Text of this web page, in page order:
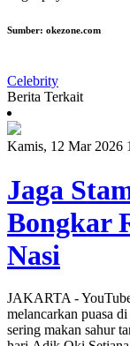
Sumber: okezone.com
Celebrity
Berita Terkait
Kamis, 12 Mar 2026
Jaga
Bongkar
Nasi
JAKARTA -
melancarkan puasa
sering makan sahur